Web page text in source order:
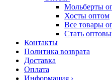
Мольберты
Хосты оптом
Все товары
Стать
Контакты
Политика возврата
Доставка
Оплата
Информация ›